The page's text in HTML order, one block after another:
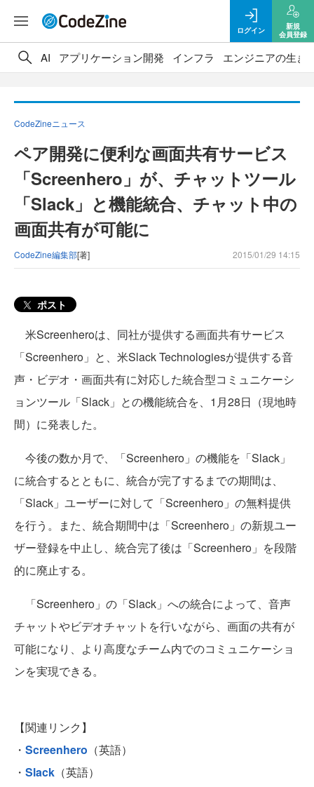
ログイン
新規
会員登録
AI アプリケーション開発 インフラ エンジニアの生き
CodeZineニュース
ペア開発に便利な画面共有サービス
「Screenhero」が、チャットツール
「Slack」と機能統合、チャット中の
画面共有が可能に
CodeZine編集部[著] 2015/01/29 14:15
ポスト
米Screenheroは、同社が提供する画面共有サービス
「Screenhero」と、米Slack Technologiesが提供する音
声・ビデオ・画面共有に対応した統合型コミュニケーシ
ョンツール「Slack」との機能統合を、1月28日（現地時
間）に発表した。
今後の数か月で、「Screenhero」の機能を「Slack」
に統合するとともに、統合が完了するまでの期間は、
「Slack」ユーザーに対して「Screenhero」の無料提供
を行う。また、統合期間中は「Screenhero」の新規ユー
ザー登録を中止し、統合完了後は「Screenhero」を段階
的に廃止する。
「Screenhero」の「Slack」への統合によって、音声
チャットやビデオチャットを行いながら、画面の共有が
可能になり、より高度なチーム内でのコミュニケーショ
ンを実現できる。
【関連リンク】
・ Screenhero （英語）
・ Slack （英語）